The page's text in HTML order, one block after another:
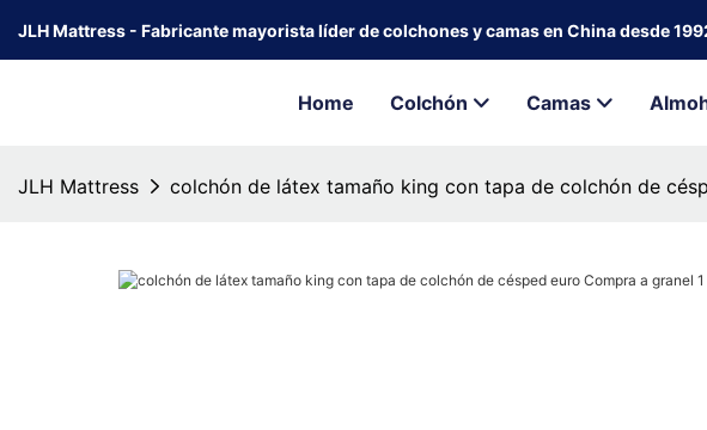
JLH Mattress - Fabricante mayorista líder de colchones y camas en China desde
Home Colchón Camas
JLH Mattress colchón de látex tamaño king con tapa de colchón de